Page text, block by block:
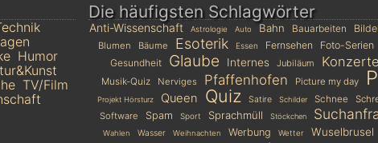
Humor
TV/Film
Die häufigsten Schlagwörter
Anti-Wissenschaft Astrologie Auto Bahn Bauarbeiten
Blumen Bäume Esoterik Essen Fernsehen Foto-Serien
Gesundheit
Glaube Internes Jubiläum Konzerte
Musik-Quiz Nerviges Pfaffenhofen Picture my day
Projekt Hörsturz Queen Quiz Satire Schilder Schnee
Software
Spam Sport Sprachmüll Stöckchen
Wahlen Wasser Weihnachten Werbung Wetter Wuselbrusel